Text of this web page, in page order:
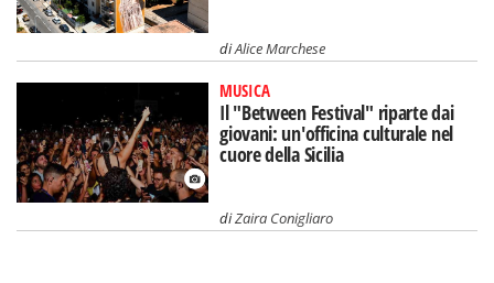
diAlice Marchese
MUSICA
Il "Between Festival" riparte dai
giovani: un'officina culturale nel
cuore della Sicilia
diZaira Conigliaro